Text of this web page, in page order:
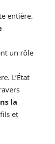
entière.
un rôle
L’État
la
et